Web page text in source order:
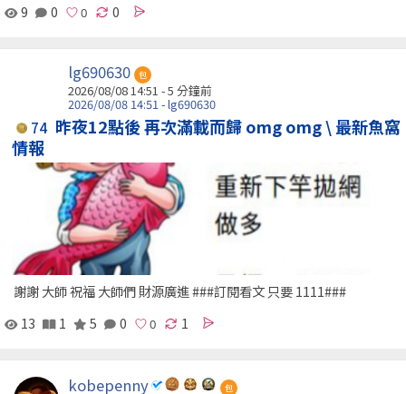
9 0 0
lg690630 包
2026/08/08 14:51 -5 分鐘前
2026/08/08 14:51 - lg690630
74 昨夜12點後 再次滿載而歸 omg omg \ 最新魚窩
情報
謝謝 大師 祝福 大師們 財源廣進 ###訂閱看文 只要 1111###
13
1 5 0 1
kobepenny 包